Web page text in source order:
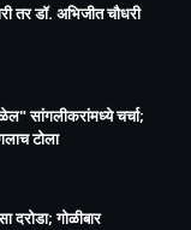
तर डॉ. अभिजीत चौधरी
सांगलीकरांमध्ये चर्चा;
टोला
दरोडा; गोळीबार